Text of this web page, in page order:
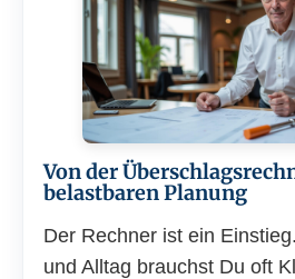
Von der
belastbaren Planung
Der Rechner ist ein
und Alltag brauchst Du oft